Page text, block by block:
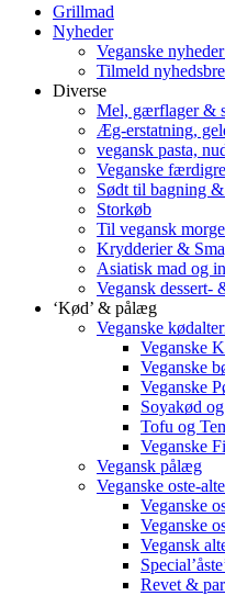
Grillmad
Nyheder
Veganske
Tilmeld
Diverse
Mel, gærflager &
Æg-erstatning,
vegansk pasta,
Veganske
Sødt til bagning
Storkøb
Til vegansk
Krydderier &
Asiatisk mad og
Vegansk dessert-
‘Kød’ & pålæg
Veganske
Veganske
Veganske
Veganske
Soyakød
Tofu og
Veganske
Vegansk pålæg
Veganske oste-
Veganske
Veganske
Vegansk
Revet &